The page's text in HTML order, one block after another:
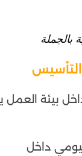
بالجملة
بيئة العمل
داخل